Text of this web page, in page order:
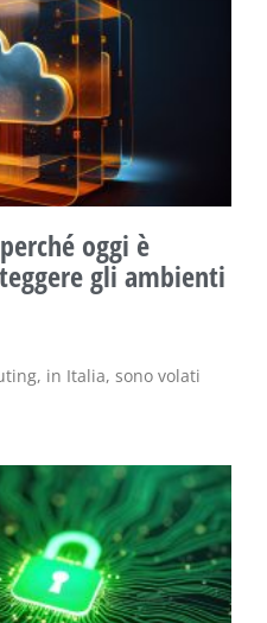
oggi è
gli ambienti
in Italia, sono volati